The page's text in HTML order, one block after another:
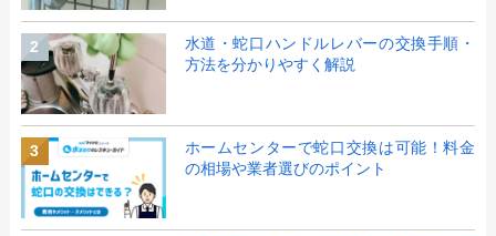
2
水道・蛇口ハンドルレバーの交換手順・
方法を分かりやすく解説
3
ホームセンターで蛇口交換は可能！料金
の相場や業者選びのポイント